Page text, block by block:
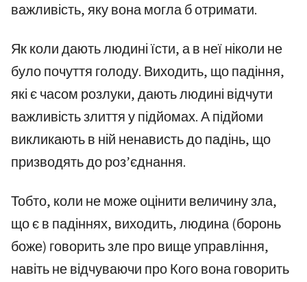
важливість, яку вона могла б отримати.
Як коли дають людині їсти, а в неї ніколи не
було почуття голоду. Виходить, що падіння,
які є часом розлуки, дають людині відчути
важливість злиття у підйомах. А підйоми
викликають в ній ненависть до падінь, що
призводять до роз’єднання.
Тобто, коли не може оцінити величину зла,
що є в падіннях, виходить, людина (боронь
боже) говорить зле про вище управління,
навіть не відчуваючи про Кого вона говорить